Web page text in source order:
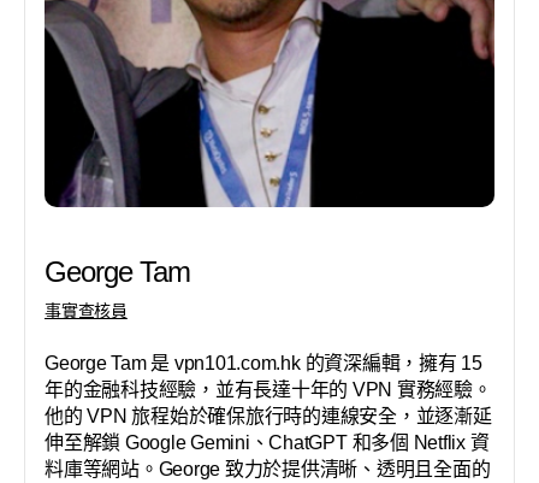
George Tam
事實查核員
George Tam 是 vpn101.com.hk 的資深編輯，擁有 15
年的金融科技經驗，並有長達十年的 VPN 實務經驗。
他的 VPN 旅程始於確保旅行時的連線安全，並逐漸延
伸至解鎖 Google Gemini、ChatGPT 和多個 Netflix 資
料庫等網站。George 致力於提供清晰、透明且全面的